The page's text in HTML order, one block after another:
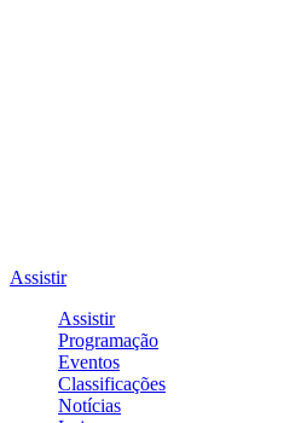
Assistir
Assistir
Programação
Eventos
Classificações
Notícias